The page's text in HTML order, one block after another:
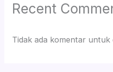
Recent
Tidak ada komentar untuk